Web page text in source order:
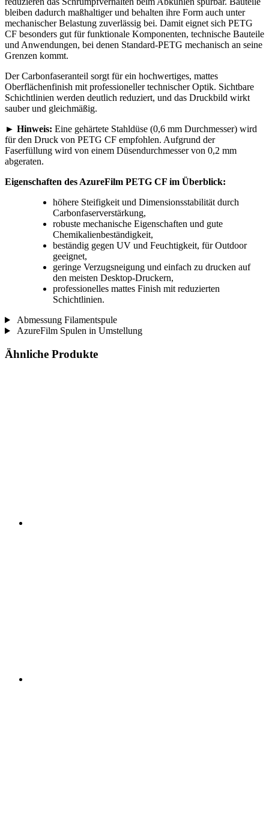
bleiben dadurch maßhaltiger und behalten ihre Form auch unter
mechanischer Belastung zuverlässig bei. Damit eignet sich PETG
CF besonders gut für funktionale Komponenten, technische Bauteile
und Anwendungen, bei denen Standard-PETG mechanisch an seine
Grenzen kommt.
Der Carbonfaseranteil sorgt für ein hochwertiges, mattes
Oberflächenfinish mit professioneller technischer Optik. Sichtbare
Schichtlinien werden deutlich reduziert, und das Druckbild wirkt
sauber und gleichmäßig.
► Hinweis: Eine gehärtete Stahldüse (0,6 mm Durchmesser) wird
für den Druck von PETG CF empfohlen. Aufgrund der
Faserfüllung wird von einem Düsendurchmesser von 0,2 mm
abgeraten.
Eigenschaften des AzureFilm PETG CF im Überblick:
höhere Steifigkeit und Dimensionsstabilität durch
Carbonfaserverstärkung,
robuste mechanische Eigenschaften und gute
Chemikalienbeständigkeit,
beständig gegen UV und Feuchtigkeit, für Outdoor
geeignet,
geringe Verzugsneigung und einfach zu drucken auf
den meisten Desktop-Druckern,
professionelles mattes Finish mit reduzierten
Schichtlinien.
Abmessung Filamentspule
AzureFilm Spulen in Umstellung
Ähnliche Produkte